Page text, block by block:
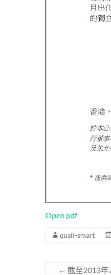
Open pdf
quali-smart
← 截至2013年